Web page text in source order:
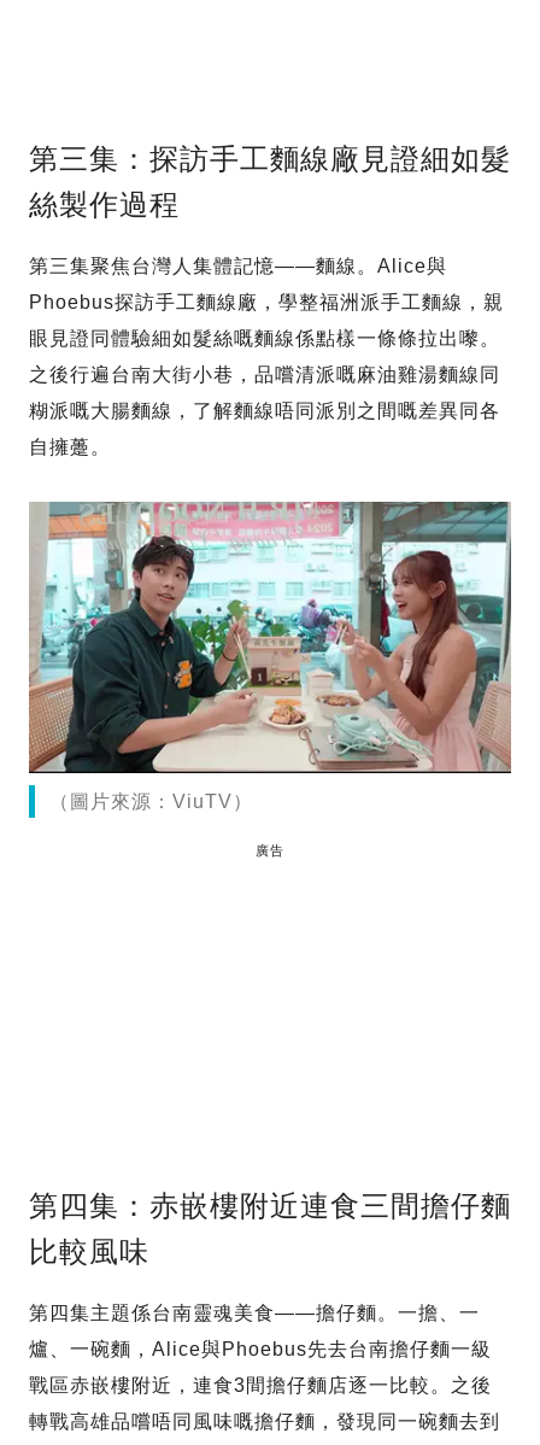
第三集：探訪手工麵線廠見證細如髮
絲製作過程
第三集聚焦台灣人集體記憶——麵線。Alice與
Phoebus探訪手工麵線廠，學整福洲派手工麵線，親
眼見證同體驗細如髮絲嘅麵線係點樣一條條拉出嚟。
之後行遍台南大街小巷，品嚐清派嘅麻油雞湯麵線同
糊派嘅大腸麵線，了解麵線唔同派別之間嘅差異同各
自擁躉。
（圖片來源：ViuTV）
廣告
第四集：赤嵌樓附近連食三間擔仔麵
比較風味
第四集主題係台南靈魂美食——擔仔麵。一擔、一
爐、一碗麵，Alice與Phoebus先去台南擔仔麵一級
戰區赤嵌樓附近，連食3間擔仔麵店逐一比較。之後
轉戰高雄品嚐唔同風味嘅擔仔麵，發現同一碗麵去到